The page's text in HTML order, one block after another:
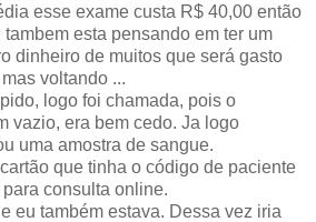
esse exame custa R$ 40,00 então
esta pensando em ter um
dinheiro de muitos que será gasto
voltando ...
logo foi chamada, pois o
vazio, era bem cedo. Ja logo
uma amostra de sangue.
que tinha o código de paciente
consulta online.
eu também estava. Dessa vez iria